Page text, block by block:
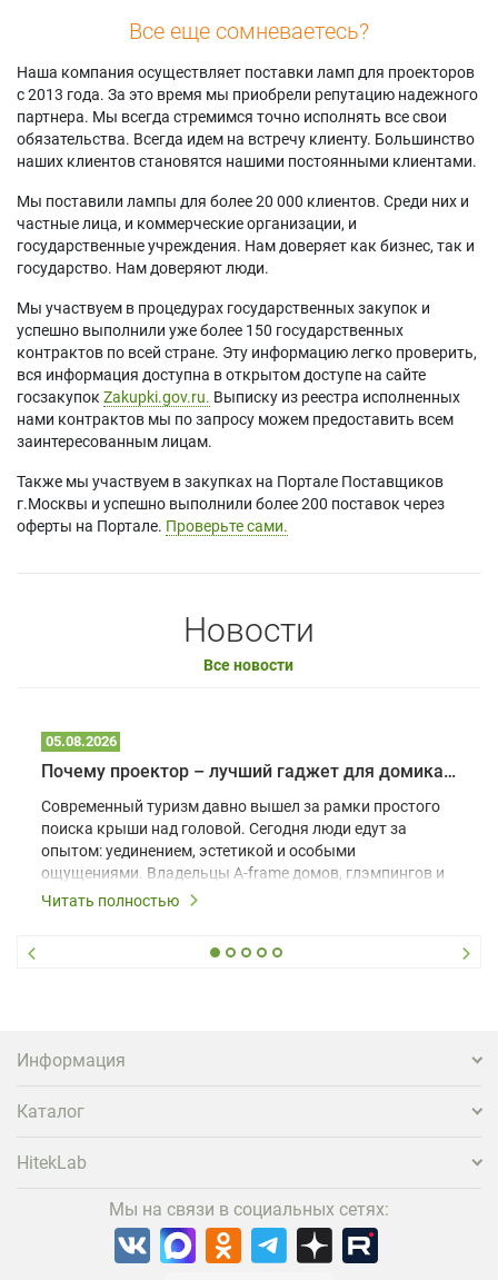
Все еще сомневаетесь?
Наша компания осуществляет поставки ламп для проекторов
с 2013 года. За это время мы приобрели репутацию надежного
партнера. Мы всегда стремимся точно исполнять все свои
обязательства. Всегда идем на встречу клиенту. Большинство
наших клиентов становятся нашими постоянными клиентами.
Мы поставили лампы для более 20 000 клиентов. Среди них и
частные лица, и коммерческие организации, и
государственные учреждения. Нам доверяет как бизнес, так и
государство. Нам доверяют люди.
Мы участвуем в процедурах государственных закупок и
успешно выполнили уже более 150 государственных
контрактов по всей стране. Эту информацию легко проверить,
вся информация доступна в открытом доступе на сайте
госзакупок Zakupki.gov.ru. Выписку из реестра исполненных
нами контрактов мы по запросу можем предоставить всем
заинтересованным лицам.
Также мы участвуем в закупках на Портале Поставщиков
г.Москвы и успешно выполнили более 200 поставок через
оферты на Портале. Проверьте сами.
Новости
Все новости
05.08.2026
Почему проектор – лучший гаджет для домика в глэмпинге
Современный туризм давно вышел за рамки простого
поиска крыши над головой. Сегодня люди едут за
опытом: уединением, эстетикой и особыми
ощущениями. Владельцы A-frame домов, глэмпингов и
шале понимают, что конкуренция растет, и
вернуться и поделиться впечатлениями в соцсетях,
проектора.
Читать полностью
Информация
Каталог
HitekLab
Мы на связи в социальных сетях: